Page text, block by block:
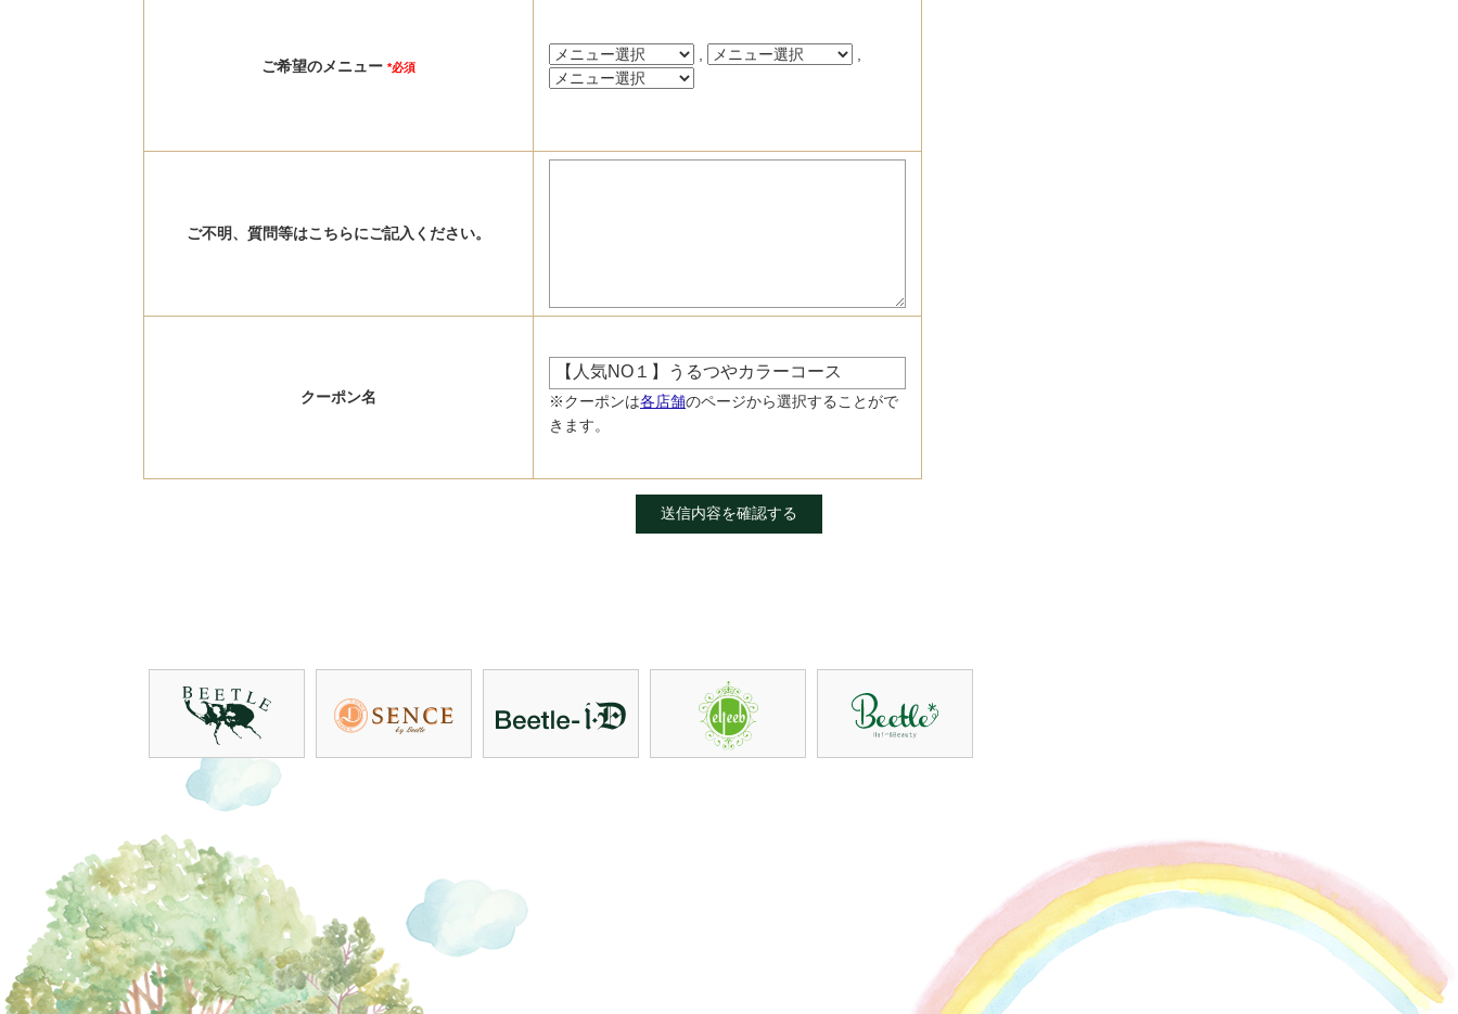
ご希望のメニュー *必須
ご不明、質問等はこちらにご記入ください。
クーポン名 ※クーポンは各店舗のページから選択することがで
きます。